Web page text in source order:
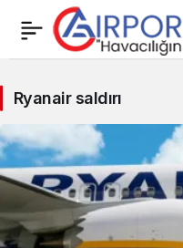
saldırı
Haberleri
Ryanair saldırı